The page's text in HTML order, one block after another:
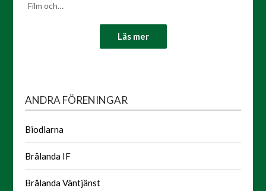
Film och…
Läs mer
ANDRA FÖRENINGAR
Biodlarna
Brålanda IF
Brålanda Väntjänst